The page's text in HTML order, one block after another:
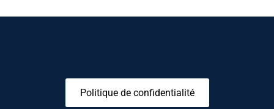
Politique de confidentialité